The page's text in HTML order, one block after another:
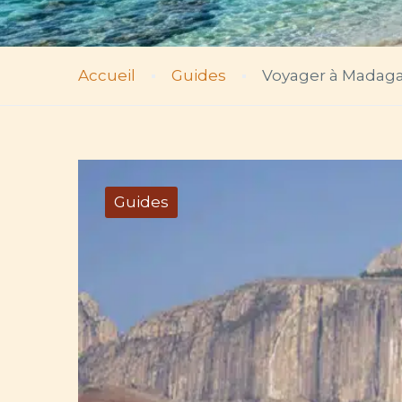
Accueil Guides Voyager à
Guides